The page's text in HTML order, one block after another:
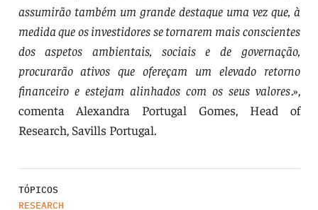
assumirão também um grande destaque uma vez que, à
medida que os investidores se tornarem mais conscientes
dos aspetos ambientais, sociais e de governação,
procurarão ativos que ofereçam um elevado retorno
financeiro e estejam alinhados com os seus valores.»,
comenta Alexandra Portugal Gomes, Head of
Research, Savills Portugal.
TÓPICOS
RESEARCH